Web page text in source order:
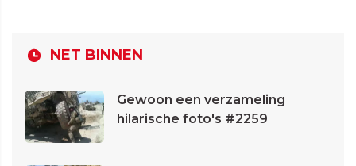
NET BINNEN
Gewoon een verzameling
hilarische foto's #2259